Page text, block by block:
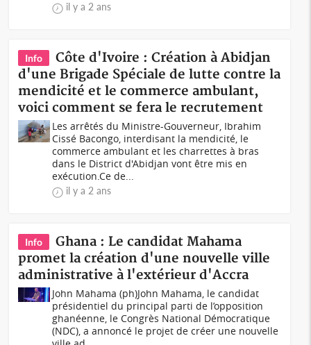
il y a 2 ans
Info
Côte d'Ivoire : Création à Abidjan
d'une Brigade Spéciale de lutte contre la
mendicité et le commerce ambulant,
voici comment se fera le recrutement
Les arrêtés du Ministre-Gouverneur, Ibrahim
Cissé Bacongo, interdisant la mendicité, le
commerce ambulant et les charrettes à bras
dans le District d'Abidjan vont être mis en
exécution.Ce de...
il y a 2 ans
Info
Ghana : Le candidat Mahama
promet la création d'une nouvelle ville
administrative à l'extérieur d'Accra
John Mahama (ph)John Mahama, le candidat
présidentiel du principal parti de l’opposition
ghanéenne, le Congrès National Démocratique
(NDC), a annoncé le projet de créer une nouvelle